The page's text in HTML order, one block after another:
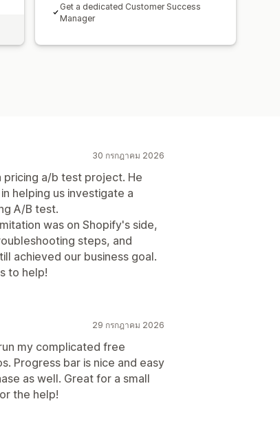
Get a dedicated Customer Success
Manager
30 กรกฎาคม 2026
a/b test project. He
helping us investigate a
A/B test.
was on Shopify's side,
steps, and
achieved our business goal.
to help!
29 กรกฎาคม 2026
my complicated free
Progress bar is nice and easy
as well. Great for a small
the help!